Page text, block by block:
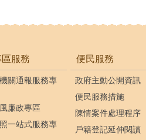
服務
關通報服務專
廉政專區
一站式服務專
便民服務
政府主動公開資訊
便民服務措施
陳情案件處理程序
戶籍登記延伸閱讀